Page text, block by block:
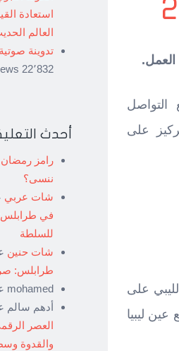
التواصل
على
على
ليبيا
استعادة
العالم
تدوينة
22٬832 views
أحدث
رامز
ننسى؟
شات عربي
في
للسلطة
شات حنين
طرابلس:
mohamed
أدهم سالم
العصر
والقدوة